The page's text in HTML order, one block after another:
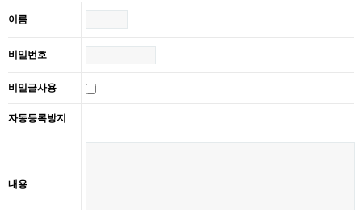
이름
비밀번호
비밀글사용
자동등록방지
내용